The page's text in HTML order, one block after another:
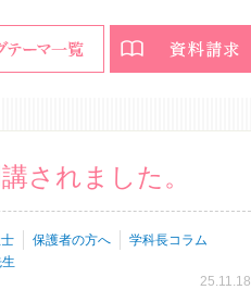
されました。
保護者の方へ
学科長コラム
25.11.18